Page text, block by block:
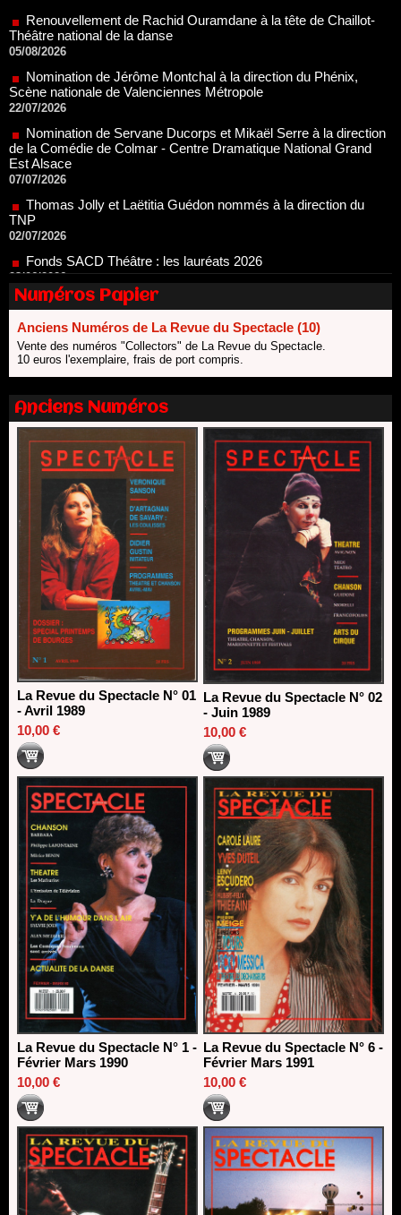
05/08/2026
Nomination de Jérôme Montchal à la direction du Phénix,
Scène nationale de Valenciennes Métropole
22/07/2026
Nomination de Servane Ducorps et Mikaël Serre à la direction
de la Comédie de Colmar - Centre Dramatique National Grand
Est Alsace
07/07/2026
Thomas Jolly et Laëtitia Guédon nommés à la direction du
TNP
02/07/2026
Fonds SACD Théâtre : les lauréats 2026
23/06/2026
Dispositif ARTCENA Écrire pour le cirque, les lauréats 2026 !
20/06/2026
Le palmarès des prix SACD 2026
18/06/2026
Les 10 lauréats du Fonds Grandes Formes Théâtre 2026
SACD
Nomination de Nathalie Garraud et Olivier Saccomano à la
direction du Théâtre de Gennevilliers - CDN
13/06/2026
Dispositif SACD Auteurs d'espaces : les lauréats 2026
18/03/2026
Numéros Papier
Anciens Numéros de La Revue du Spectacle (10)
Vente des numéros "Collectors" de La Revue du Spectacle.
10 euros l'exemplaire, frais de port compris.
Anciens Numéros
La Revue du Spectacle N° 01
- Avril 1989
10,00 €
La Revue du Spectacle N° 02
- Juin 1989
10,00 €
La Revue du Spectacle N° 1 -
Février Mars 1990
10,00 €
La Revue du Spectacle N° 6 -
Février Mars 1991
10,00 €